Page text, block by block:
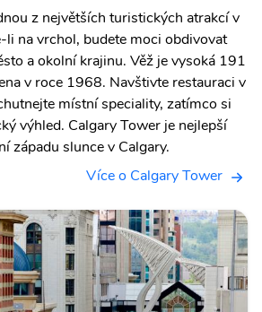
z největších turistických atrakcí v
li na vrchol, budete moci obdivovat
a okolní krajinu. Věž je vysoká 191
v roce 1968. Navštivte restauraci v
místní speciality, zatímco si
výhled. Calgary Tower je nejlepší
západu slunce v Calgary.
Více o Calgary Tower